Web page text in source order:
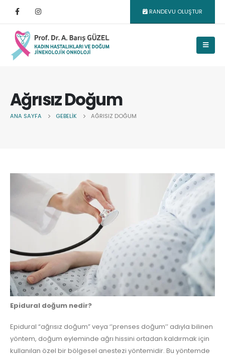
RANDEVU OLUŞTUR
Ağrısız Doğum
ANA SAYFA GEBELIK AĞRISIZ DOĞUM
Epidural doğum nedir?
Epidural “ağrısız doğum” veya ‘’prenses doğum’’ adıyla bilinen
yöntem, doğum eyleminde ağrı hissini ortadan kaldırmak için
kullanılan özel bir bölgesel anestezi yöntemidir. Bu yöntemde